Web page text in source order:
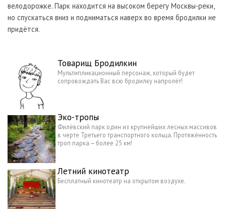
велодорожке. Парк находится на высоком берегу Москвы-реки,
но спускаться вниз и подниматься наверх во время бродилки не
придётся.
Товарищ Бродилкин
Мультипликационный персонаж, который будет
сопровождать Вас всю бродилку напролёт!
Эко-тропы
Филёвский парк один из крупнейших лесных массивов
в черте Третьего транспортного кольца. Протяжённость
троп парка — более 25 км!
Летний кинотеатр
Бесплатный кинотеатр на открытом воздухе.